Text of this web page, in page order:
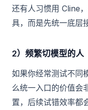
还有人习惯用 Cline
具，而是先统一底层
2）频繁切模型的人
如果你经常测试不同
么统一入口的价值会
置，后续试错效率都